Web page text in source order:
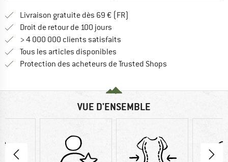
Livraison gratuite dès 69 € (FR)
Droit de retour de 100 jours
> 4 000 000 clients satisfaits
Tous les articles disponibles
Protection des acheteurs de Trusted Shops
VUE D'ENSEMBLE